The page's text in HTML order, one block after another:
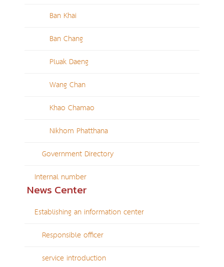
Ban Khai
Ban Chang
Pluak Daeng
Wang Chan
Khao Chamao
Nikhom Phatthana
Government Directory
Internal number
News Center
Establishing an information center
Responsible officer
service introduction